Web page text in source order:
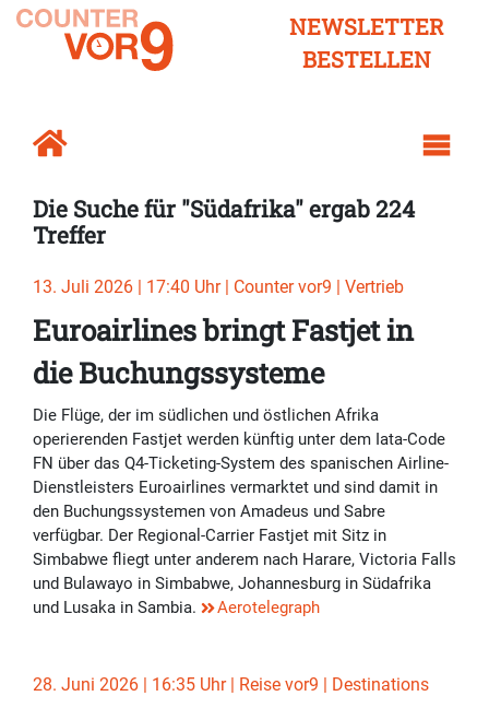
NEWSLETTER
BESTELLEN
Die Suche für "Südafrika" ergab 224
Treffer
13. Juli 2026 | 17:40 Uhr | Counter vor9 | Vertrieb
Euroairlines bringt Fastjet in
die Buchungssysteme
Die Flüge, der im südlichen und östlichen Afrika
operierenden Fastjet werden künftig unter dem Iata-Code
FN über das Q4-Ticketing-System des spanischen Airline-
Dienstleisters Euroairlines vermarktet und sind damit in
den Buchungssystemen von Amadeus und Sabre
verfügbar. Der Regional-Carrier Fastjet mit Sitz in
Simbabwe fliegt unter anderem nach Harare, Victoria Falls
und Bulawayo in Simbabwe, Johannesburg in Südafrika
und Lusaka in Sambia.
Aerotelegraph
28. Juni 2026 | 16:35 Uhr | Reise vor9 | Destinations